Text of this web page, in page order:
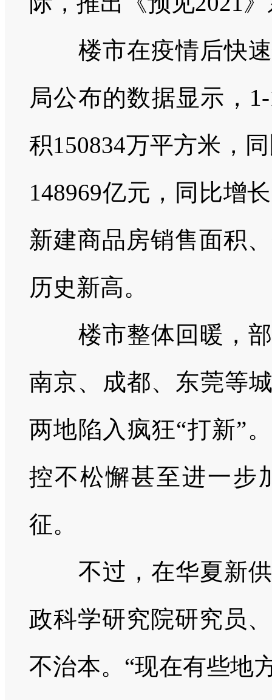
楼市在疫情后快
局公布的数据显示，
积150834万平方米，
148969亿元，同比增长
新建商品房销售面积
历史新高。
楼市整体回暖，
南京、成都、东莞等
两地陷入疯狂“打新”
控不松懈甚至进一步
征。
不过，在华夏新
政科学研究院研究员
不治本。“现在有些地